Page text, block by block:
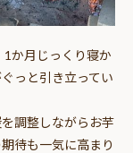
か月じっくり寝か
っと引き立ってい
調整しながらお芋
待も一気に高まり